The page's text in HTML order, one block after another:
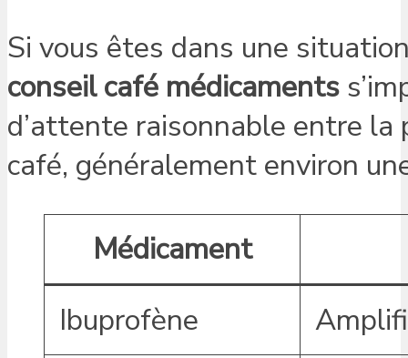
Si vous êtes dans une
conseil café médicaments
d’attente raisonnable entre
café, généralement environ
Médicament
Ibuprofène